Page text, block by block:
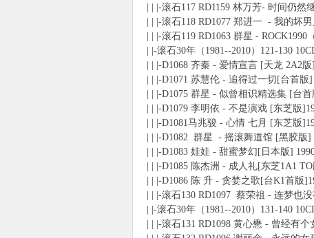
| | |-滚石117 RD1159 林万芳- 时间仍
| | |-滚石118 RD1077 郑进一 - 我的坏
| | |-滚石119 RD1063 群星 -
| |-滚石30年（1981--2010）121-130
| | |-D1068 齐秦 - 爱情宣言 [天龙 2A2
| | |-D1071 苏慧伦 - 追得过一切[台首版]
| | |-D1075 群星 - 似曾相识精选集 [台
| | |-D1079 李明依 - 不是演戏 [东芝版
| | |-D1081马兆骏 - 心情 七月 [东芝版
| | |-D1082 群星 - 摇滚舞道馆 [黑胶版]
| | |-D1083 娃娃 - 甜蜜梦幻[日本版]
| | |-D1085 陈杰洲 - 成人礼[东芝1A1
| | |-D1086 陈 升 - 贪婪之歌[台K1首版
| | |-滚石130 RD1097 蔡荣祖 - 连梦也
| |-滚石30年（1981--2010）131-140
| | |-滚石131 RD1098 黄心懋 - 曾经有